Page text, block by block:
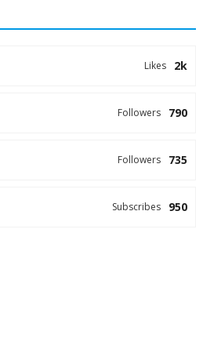
2k
Likes
790
Followers
735
Followers
950
Subscribes